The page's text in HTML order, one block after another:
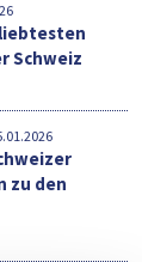
Schweiz
zu den